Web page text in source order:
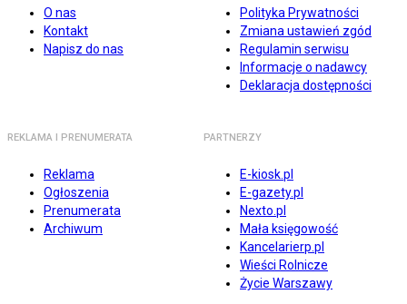
O nas
Kontakt
Napisz do nas
Polityka Prywatności
Zmiana ustawień zgód
Regulamin serwisu
Informacje o nadawcy
Deklaracja dostępności
REKLAMA I PRENUMERATA
Reklama
Ogłoszenia
Prenumerata
Archiwum
PARTNERZY
E-kiosk.pl
E-gazety.pl
Nexto.pl
Mała księgowość
Kancelarierp.pl
Wieści Rolnicze
Życie Warszawy